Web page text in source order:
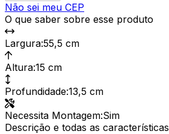
Não sei meu CEP
O que saber sobre esse produto
Largura:55,5 cm
Altura:15 cm
Profundidade:13,5 cm
Necessita Montagem:Sim
Descrição e todas as características